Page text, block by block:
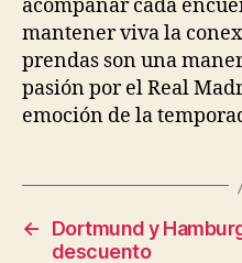
acompañar cada
mantener viva la
prendas son una
pasión por el Real
emoción de la
←
Dortmund y
descuento